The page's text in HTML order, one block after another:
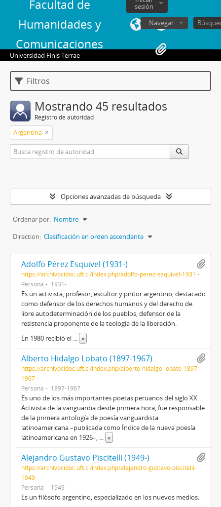
Facultad de
Humanidades y
Comunicaciones
sesión
Navegar
Universidad Finis Terrae
Filtros
Mostrando 45 resultados
Registro de autoridad
Argentina
Opciones avanzadas de búsqueda
Ordenar por: Nombre
Direction: Clasificación en orden ascendente
Adolfo Pérez Esquivel (1931-)
https://archivocidoc.uft.cl/index.php/adolfo-perez-esquivel-1931
Persona
1931-
Es un activista, profesor, escultor y pintor argentino, destacado
como defensor de los derechos humanos y del derecho de
libre autodeterminación de los pueblos, defensor de la
resistencia proponente de la teología de la liberación.
En 1980 recibió el ... »
Alberto Hidalgo Lobato (1897-1967)
https://archivocidoc.uft.cl/index.php/alberto-hidalgo-lobato-1897-
1967
Persona
1897-1967
Es uno de los más importantes poetas peruanos del siglo XX.
Activista de la vanguardia desde primera hora, fue responsable
de la primera antología de poesía vanguardista
latinoamericana –publicada como Índice de la nueva poesía
latinoamericana en 1926–, ... »
Alejandro Gustavo Piscitelli (1949-)
https://archivocidoc.uft.cl/index.php/alejandro-gustavo-piscitelli-
1949
Persona
1949-
Es un filósofo argentino, especializado en los nuevos medios.